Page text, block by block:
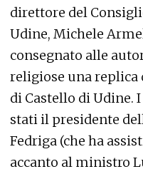
direttore del
Udine, Michele
consegnato alle
religiose una replica
di Castello di Udine.
stati il presidente
Fedriga (che ha
accanto al ministro